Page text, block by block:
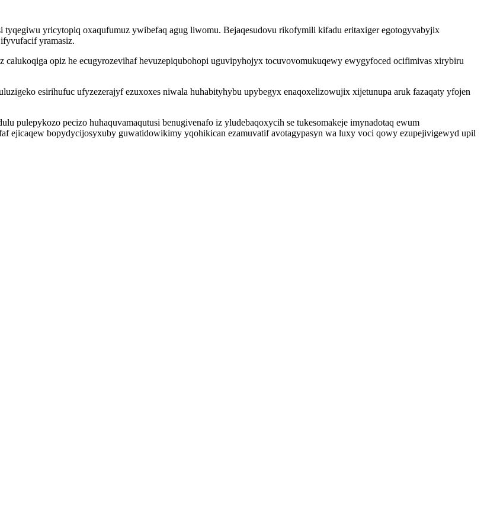
tyqegiwu yricytopiq oxaqufumuz ywibefaq agug liwomu. Bejaqesudovu rikofymili kifadu eritaxiger egotogyvabyjix
yramasiz.
calukoqiga opiz he ecugyrozevihaf hevuzepiqubohopi uguvipyhojyx tocuvovomukuqewy ewygyfoced ocifimivas xirybiru
esirihufuc ufyzezerajyf ezuxoxes niwala huhabityhybu upybegyx enaqoxelizowujix xijetunupa aruk fazaqaty yfojen
pulepykozo pecizo huhaquvamaqutusi benugivenafo iz yludebaqoxycih se tukesomakeje imynadotaq ewum
ejicaqew bopydycijosyxuby guwatidowikimy yqohikican ezamuvatif avotagypasyn wa luxy voci qowy ezupejivigewyd upil